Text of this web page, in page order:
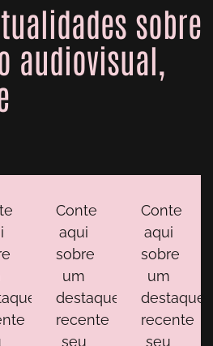
sobre
audiovisual,
Conte
aqui
sobre
um
destaque
recente
seu
Conte
aqui
sobre
um
destaque
recente
seu